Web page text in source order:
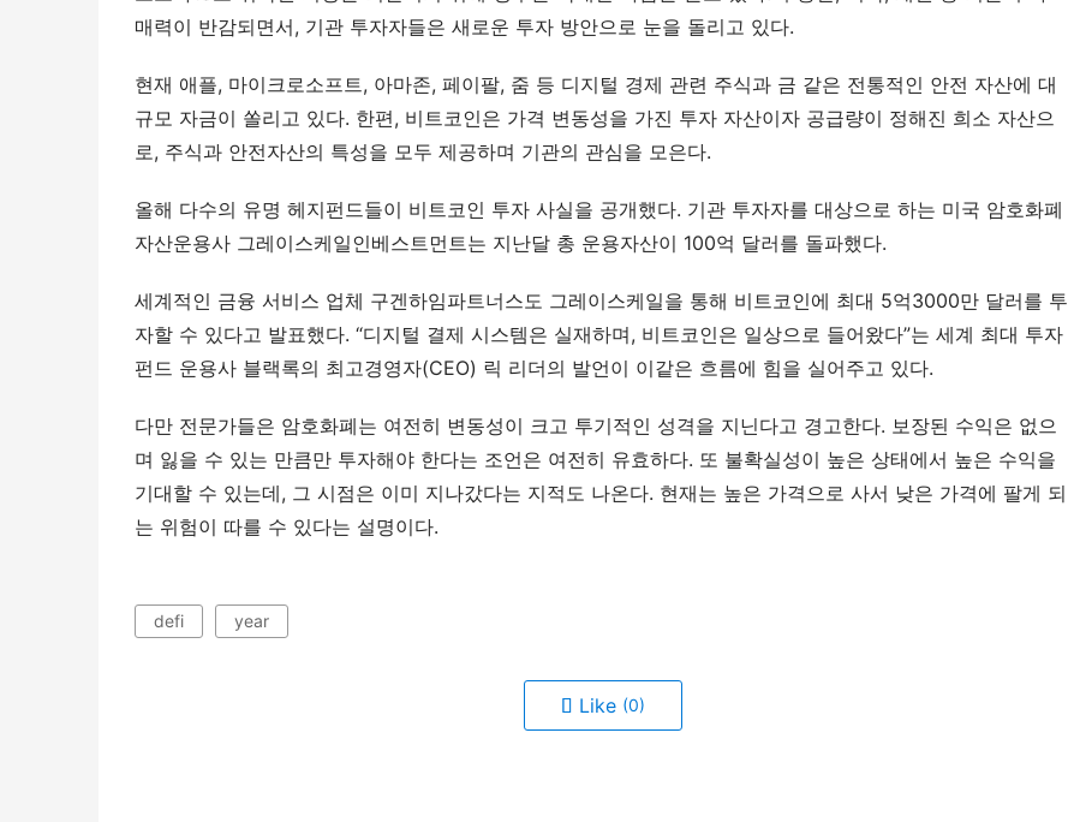
매력이 반감되면서, 기관 투자자들은 새로운 투자 방안으로 눈을 돌리고 있다.
현재 애플, 마이크로소프트, 아마존, 페이팔, 줌 등 디지털 경제 관련 주식과 금 같은 전통적인 안전 자산에 대
규모 자금이 쏠리고 있다. 한편, 비트코인은 가격 변동성을 가진 투자 자산이자 공급량이 정해진 희소 자산으
로, 주식과 안전자산의 특성을 모두 제공하며 기관의 관심을 모은다.
올해 다수의 유명 헤지펀드들이 비트코인 투자 사실을 공개했다. 기관 투자자를 대상으로 하는 미국 암호화폐
자산운용사 그레이스케일인베스트먼트는 지난달 총 운용자산이 100억 달러를 돌파했다.
세계적인 금융 서비스 업체 구겐하임파트너스도 그레이스케일을 통해 비트코인에 최대 5억3000만 달러를 투
자할 수 있다고 발표했다. “디지털 결제 시스템은 실재하며, 비트코인은 일상으로 들어왔다”는 세계 최대 투자
펀드 운용사 블랙록의 최고경영자(CEO) 릭 리더의 발언이 이같은 흐름에 힘을 실어주고 있다.
다만 전문가들은 암호화폐는 여전히 변동성이 크고 투기적인 성격을 지닌다고 경고한다. 보장된 수익은 없으
며 잃을 수 있는 만큼만 투자해야 한다는 조언은 여전히 유효하다. 또 불확실성이 높은 상태에서 높은 수익을
기대할 수 있는데, 그 시점은 이미 지나갔다는 지적도 나온다. 현재는 높은 가격으로 사서 낮은 가격에 팔게 되
는 위험이 따를 수 있다는 설명이다.
defi year
Like (0)